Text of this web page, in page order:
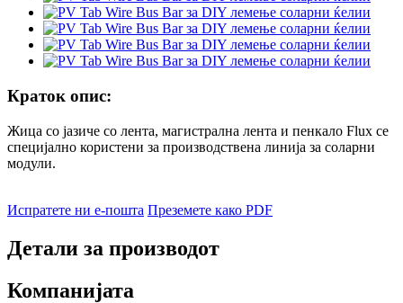
Краток опис:
Жица со јазиче со лента, магистрална лента и пенкало Flux се
специјално користени за производствена линија за соларни
модули.
Испратете ни е-пошта Преземете како PDF
Детали за производот
Компанијата